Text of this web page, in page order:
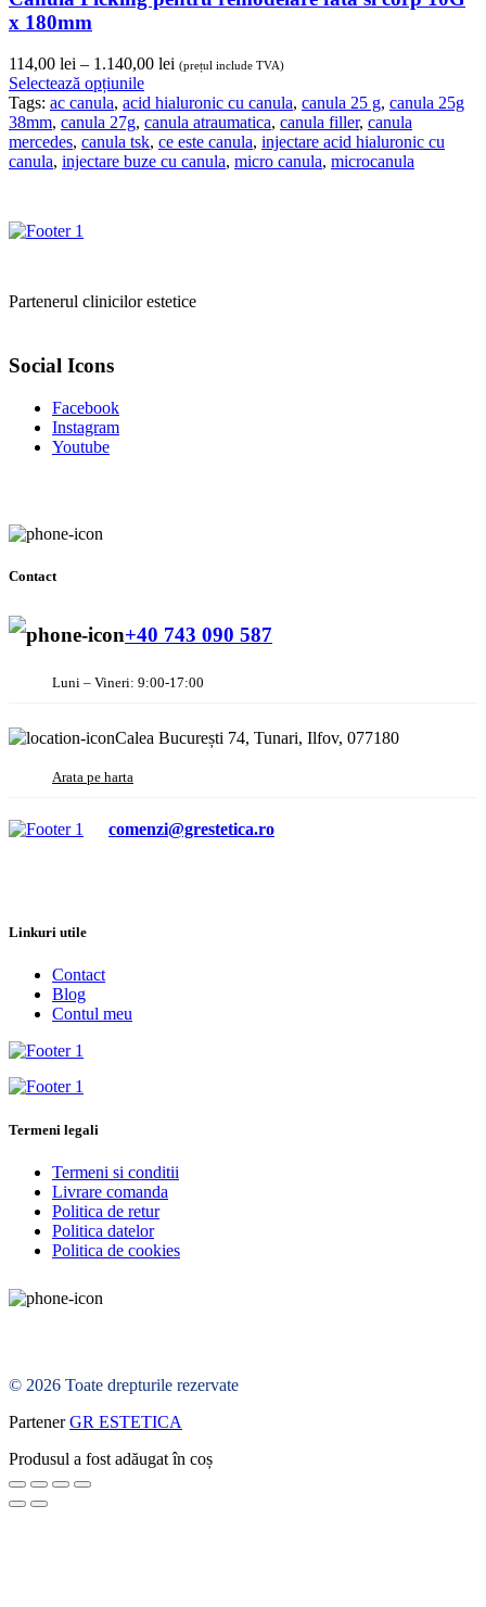
x 180mm
114,00 lei – 1.140,00 lei Interval
prețuri:
114,00 lei
până
la
(prețul include TVA)
Selectează opțiunile
Tags: ac canula, acid hialuronic cu canula, canula 25 g, canula 25g
38mm, canula 27g, canula atraumatica, canula filler, canula
mercedes, canula tsk, ce este canula, injectare acid hialuronic cu
canula, injectare buze cu canula, micro canula, microcanula
Partenerul clinicilor estetice
Social Icons
Facebook
Instagram
Youtube
Contact
+40 743 090 587
Luni – Vineri: 9:00-17:00
Calea București 74, Tunari, Ilfov, 077180
Arata pe harta
comenzi@grestetica.ro
Linkuri utile
Contact
Blog
Contul meu
Termeni legali
Termeni si conditii
Livrare comanda
Politica de retur
Politica datelor
Politica de cookies
© 2026 Toate drepturile rezervate
PartenerGR ESTETICA
Produsul a fost adăugat în coș